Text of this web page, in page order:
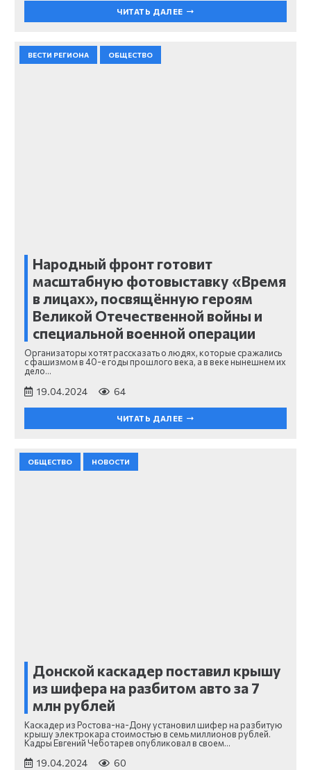
ЧИТАТЬ ДАЛЕЕ
ВЕСТИ РЕГИОНА ОБЩЕСТВО
Народный фронт готовит
масштабную фотовыставку «Время
в лицах», посвящённую героям
Великой Отечественной войны и
специальной военной операции
Организаторы хотят рассказать о людях, которые сражались
с фашизмом в 40-е годы прошлого века, а в веке нынешнем их
дело…
19.04.2024 64
ЧИТАТЬ ДАЛЕЕ
ОБЩЕСТВО НОВОСТИ
Донской каскадер поставил крышу
из шифера на разбитом авто за 7
млн рублей
Каскадер из Ростова-на-Дону установил шифер на разбитую
крышу электрокара стоимостью в семь миллионов рублей.
Кадры Евгений Чеботарев опубликовал в своем…
19.04.2024 60